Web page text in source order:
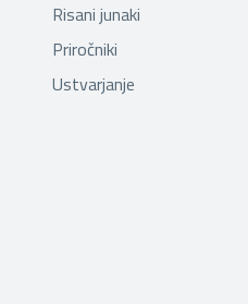
Risani junaki
Priročniki
Ustvarjanje